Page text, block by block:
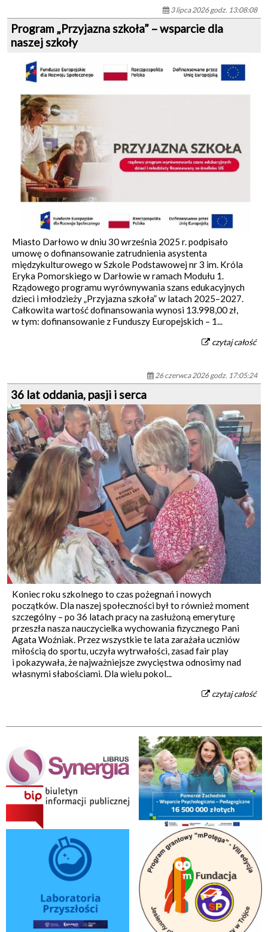
3 lipca 2026 godz. 13:08:08
Program „Przyjazna szkoła” – wsparcie dla
naszej szkoły
Miasto Darłowo w dniu 30 września 2025 r. podpisało
umowę o dofinansowanie zatrudnienia asystenta
międzykulturowego w Szkole Podstawowej nr 3 im. Króla
Eryka Pomorskiego w Darłowie w ramach Modułu 1.
Rządowego programu wyrównywania szans edukacyjnych
dzieci i młodzieży „Przyjazna szkoła” w latach 2025–2027.
Całkowita wartość dofinansowania wynosi 13.998,00 zł,
w tym: dofinansowanie z Funduszy Europejskich – 1...
czytaj całość
26 czerwca 2026 godz. 17:05:24
36 lat oddania, pasji i serca
Koniec roku szkolnego to czas pożegnań i nowych
początków. Dla naszej społeczności był to również moment
szczególny – po 36 latach pracy na zasłużoną emeryturę
przeszła nasza nauczycielka wychowania fizycznego Pani
Agata Woźniak. Przez wszystkie te lata zarażała uczniów
miłością do sportu, uczyła wytrwałości, zasad fair play
i pokazywała, że najważniejsze zwycięstwa odnosimy nad
własnymi słabościami. Dla wielu pokol...
czytaj całość